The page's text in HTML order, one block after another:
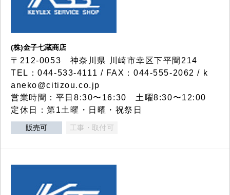
(株)金子七蔵商店
〒212-0053 神奈川県 川崎市幸区下平間214
TEL：044-533-4111 / FAX：044-555-2062 / k
aneko@citizou.co.jp
営業時間：平日8:30〜16:30 土曜8:30〜12:00
定休日：第1土曜・日曜・祝祭日
販売可 工事・取付可